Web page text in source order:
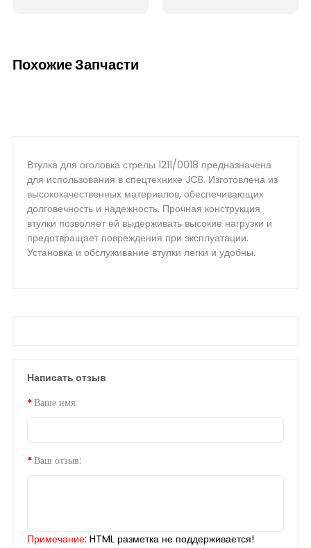
Похожие Запчасти
Втулка для оголовка стрелы 1211/0018 предназначена
для использования в спецтехнике JCB. Изготовлена из
высококачественных материалов, обеспечивающих
долговечность и надежность. Прочная конструкция
втулки позволяет ей выдерживать высокие нагрузки и
предотвращает повреждения при эксплуатации.
Установка и обслуживание втулки легки и удобны.
Написать отзыв
Ваше имя:
Ваш отзыв:
Примечание: HTML разметка не поддерживается!